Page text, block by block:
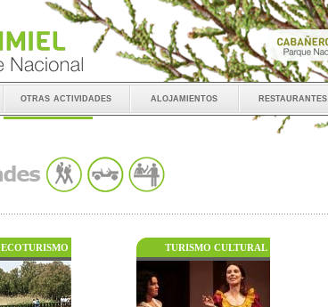
otras actividades alojamientos restaurantes
ECOTURISMO TURISMO CULTURAL